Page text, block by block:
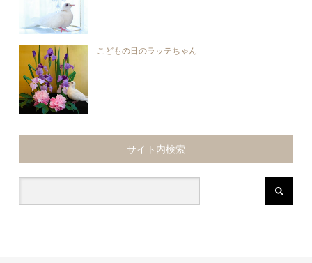
こどもの日のラッテちゃん
サイト内検索